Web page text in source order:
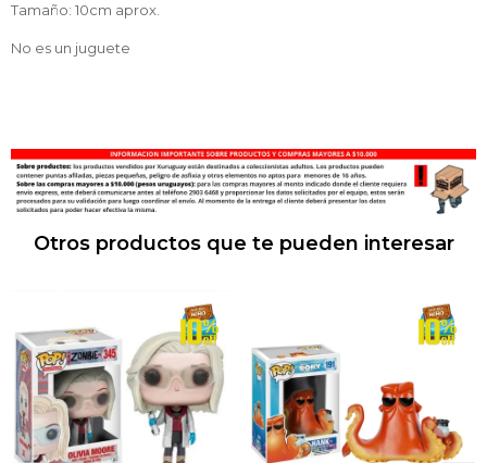
Tamaño: 10cm aprox.
No es un juguete
Otros productos que te pueden interesar